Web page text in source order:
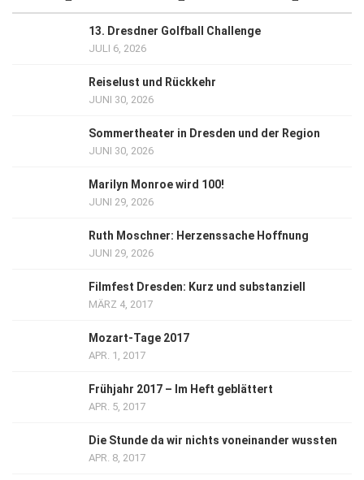
13. Dresdner Golfball Challenge
JULI 6, 2026
Reiselust und Rückkehr
JUNI 30, 2026
Sommertheater in Dresden und der Region
JUNI 30, 2026
Marilyn Monroe wird 100!
JUNI 29, 2026
Ruth Moschner: Herzenssache Hoffnung
JUNI 29, 2026
Filmfest Dresden: Kurz und substanziell
MÄRZ 4, 2017
Mozart-Tage 2017
APR. 1, 2017
Frühjahr 2017 – Im Heft geblättert
APR. 5, 2017
Die Stunde da wir nichts voneinander wussten
APR. 8, 2017